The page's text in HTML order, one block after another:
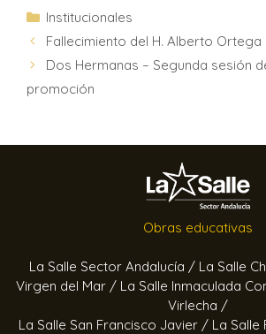
Institucionales
Fallecimiento del H. Alberto Ortega
Dos Hermanas – Segunda sesión
promoción
Obras educativas
La Salle Sector Andalucía / La Salle
Virgen del Mar / La Salle Inmaculada
Virlecha /
La Salle San Francisco Javier / La Salle